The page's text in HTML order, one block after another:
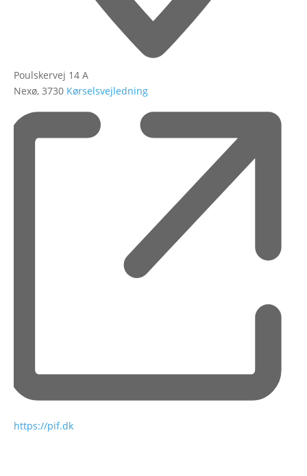
Poulskervej 14 A
Nexø, 3730 Kørselsvejledning
Hjemmeside
https://pif.dk